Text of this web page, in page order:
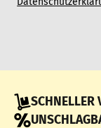
SCHNELLER